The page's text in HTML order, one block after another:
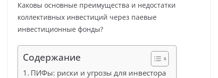
Каковы основные преимущества и недостатки
коллективных инвестиций через паевые
инвестиционные фонды?
Содержание
ПИФы: риски и угрозы для инвестора